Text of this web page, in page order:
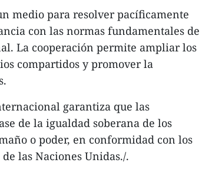
medio para resolver pacíficamente
con las normas fundamentales de
La cooperación permite ampliar los
compartidos y promover la
garantiza que las
de la igualdad soberana de los
o poder, en conformidad con los
las Naciones Unidas./.